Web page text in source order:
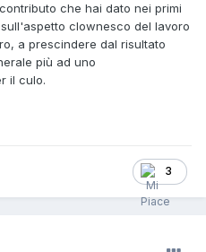
che hai dato nei primi
clownesco del lavoro
a prescindere dal risultato
più ad uno
il culo.
3